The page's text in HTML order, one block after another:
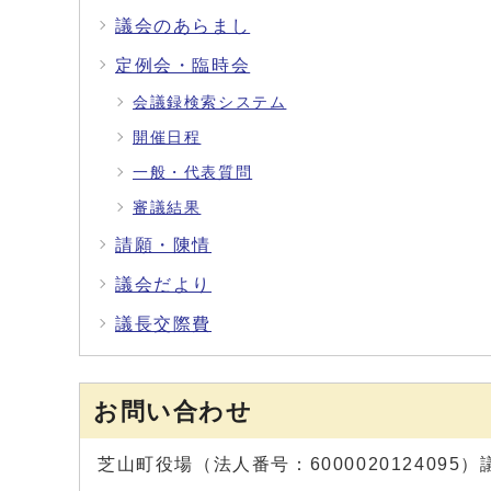
議会のあらまし
定例会・臨時会
会議録検索システム
開催日程
一般・代表質問
審議結果
請願・陳情
議会だより
議長交際費
お問い合わせ
芝山町役場（法人番号：6000020124095）